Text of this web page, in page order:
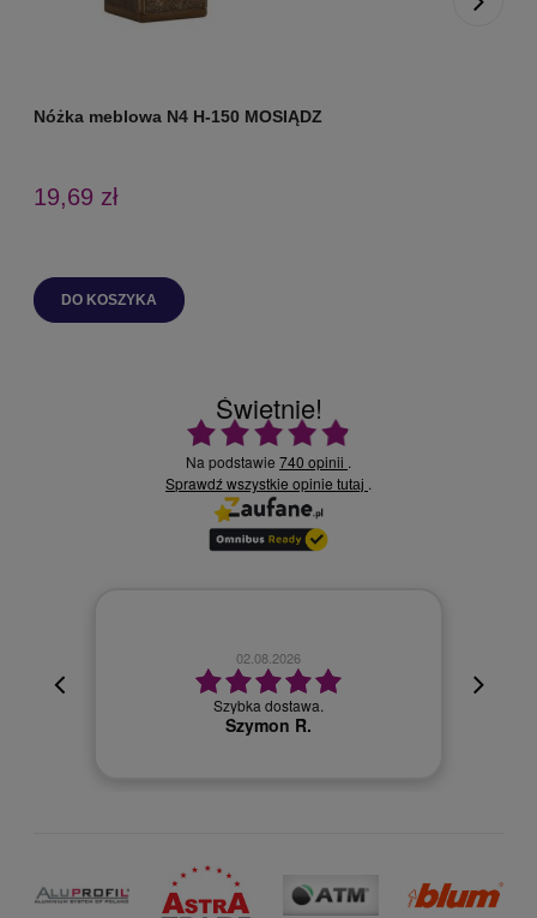
Nóżka meblowa N4 H-150 MOSIĄDZ
19,69 zł
DO KOSZYKA
Świetnie!
Ocena średnia 4.9 na 5
Na podstawie 740 opinii .
Sprawdź wszystkie opinie tutaj .
02.08.2026
Szybka dostawa.
Szymon R.